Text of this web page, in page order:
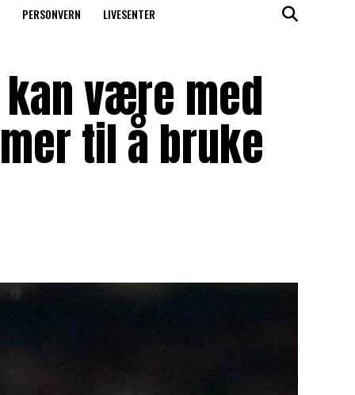
PERSONVERN LIVESENTER
være med
til å bruke